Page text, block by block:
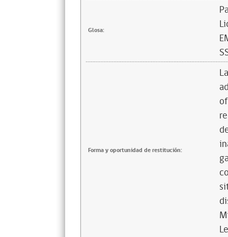
Glosa:
Forma y oportunidad de restitución: